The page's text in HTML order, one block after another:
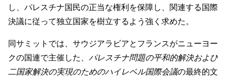
し、パレスチナ国民の正当な権利を保障し、関連する国際
決議に従って独立国家を樹立するよう強く求めた。
同サミットでは、サウジアラビアとフランスがニューヨー
クの国連で主催した、 パレスチナ問題の平和的解決および
二国家解決の実現のためのハイレベル国際会議の最終的文